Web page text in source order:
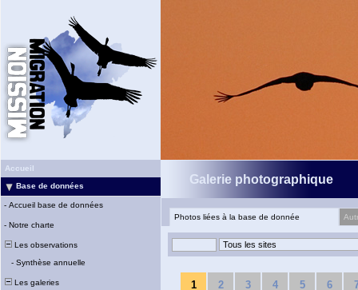
Accueil
Base de données
- Accueil base de données
- Notre charte
Les observations
- Synthèse annuelle
Les galeries
Galerie photographique
Photos liées à la base de donnée
1 2 3 4 5 6